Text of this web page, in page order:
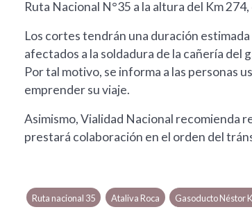
Ruta Nacional N°35 a la altura del Km
Los cortes tendrán una duración
afectados a la soldadura de la cañería
Por tal motivo, se informa a las personas
emprender su viaje.
Asimismo, Vialidad Nacional recomienda
prestará colaboración en el orden del
Ruta nacional 35 Ataliva Roca Gasoducto Néstor